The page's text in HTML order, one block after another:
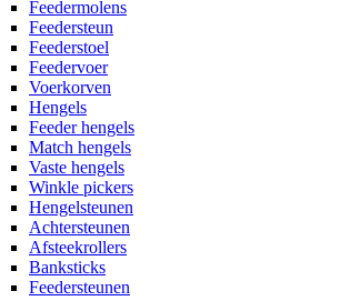
Feedermolens
Feedersteun
Feederstoel
Feedervoer
Voerkorven
Hengels
Feeder hengels
Match hengels
Vaste hengels
Winkle pickers
Hengelsteunen
Achtersteunen
Afsteekrollers
Banksticks
Feedersteunen